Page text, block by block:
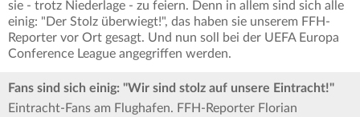
sie - trotz Niederlage - zu feiern. Denn in allem sind sich alle
einig: "Der Stolz überwiegt!", das haben sie unserem FFH-
Reporter vor Ort gesagt. Und nun soll bei der UEFA Europa
Conference League angegriffen werden.
Fans sind sich einig: "Wir sind stolz auf unsere Eintracht!"
Eintracht-Fans am Flughafen. FFH-Reporter Florian